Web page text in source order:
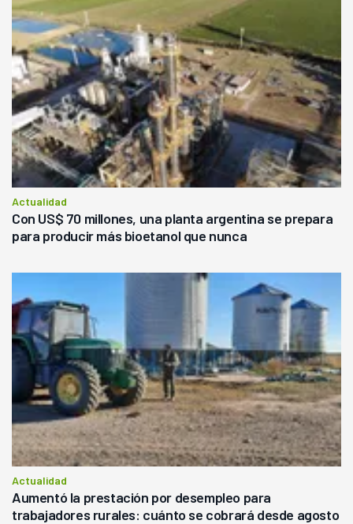
Actualidad
Con US$ 70 millones, una planta argentina se prepara
para producir más bioetanol que nunca
Actualidad
Aumentó la prestación por desempleo para
trabajadores rurales: cuánto se cobrará desde agosto